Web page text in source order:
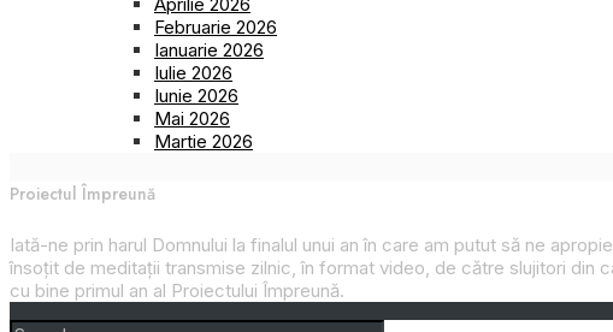
Aprilie 2026
Februarie 2026
Ianuarie 2026
Iulie 2026
Iunie 2026
Mai 2026
Martie 2026
Proiectul Împreună
Iată-ne prin harul Domnului la finalul unui an în care am putut să ne
însoțit de meditații transmise zilnic, în format video, de către slujitori din
cu bine primul an al Proiectului Împreună.